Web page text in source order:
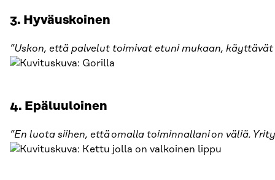
3. Hyväuskoinen
”Uskon, että palvelut toimivat etuni mukaan,
4. Epäluuloinen
”En luota siihen, että omalla toiminnallani on väliä.